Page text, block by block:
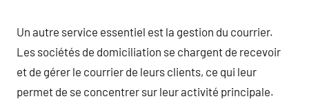
Un autre service essentiel est la gestion du courrier.
Les sociétés de domiciliation se chargent de recevoir
et de gérer le courrier de leurs clients, ce qui leur
permet de se concentrer sur leur activité principale.